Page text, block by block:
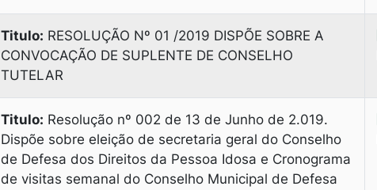
Titulo: RESOLUÇÃO Nº 01 /2019 DISPÕE SOBRE A
CONVOCAÇÃO DE SUPLENTE DE CONSELHO
TUTELAR
Titulo: Resolução nº 002 de 13 de Junho de 2.019.
Dispõe sobre eleição de secretaria geral do Conselho
de Defesa dos Direitos da Pessoa Idosa e Cronograma
de visitas semanal do Conselho Municipal de Defesa